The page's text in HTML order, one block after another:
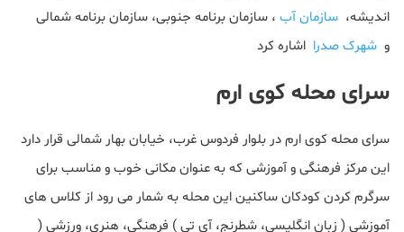
‌اندیشه، سازمان آب ، سازمان برنامه جنوبی، سازمان برنامه شمالی
و شهرک صدرا اشاره کرد
سرای محله کوی ارم
سرای محله کوی ارم در بلوار فردوس غرب، خیابان بهار شمالی قرار دارد
این مرکز فرهنگی و آموزشی که به عنوان مکانی خوب و مناسب برای
سرگرم کردن کودکان ساکنین این محله به شمار می رود از کلاس های
آموزشی ( زبان انگلیسی، شطرنج، آی تی ) فرهنگی، هنری، ورزشی (